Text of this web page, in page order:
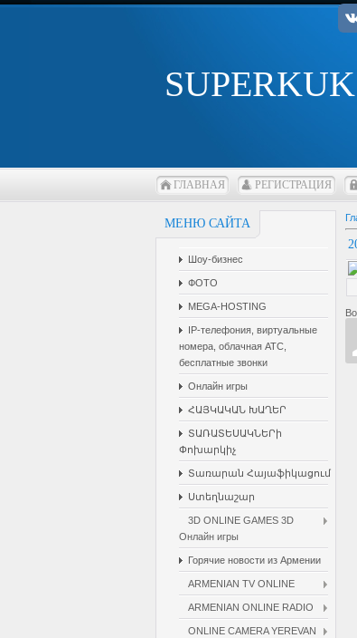
ГЛАВНАЯ РЕГИСТРАЦИЯ
МЕНЮ САЙТА
Шоу-бизнес
ФОТО
MEGA-HOSTING
IP-телефония, виртуальные
номера, облачная АТС,
бесплатные звонки
Онлайн игры
ՀԱՅԿԱԿԱՆ ԽԱՂԵՐ
ՏԱՌԱՏԵՍԱԿՆԵՐի
Փոխարկիչ
Տառարան Հայաֆիկացում
Ստեղնաշար
3D ONLINE GAMES 3D
Онлайн игры
Горячие новости из Армении
ARMENIAN TV ONLINE
ARMENIAN ONLINE RADIO
ONLINE CAMERA YEREVAN